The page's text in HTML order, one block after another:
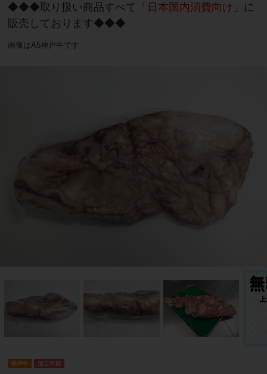
◆◆◆取り扱い商品すべて 「日本国内消費向け」 に
販売しております◆◆◆
画像はA5神戸牛です
神戸牛 加工可能